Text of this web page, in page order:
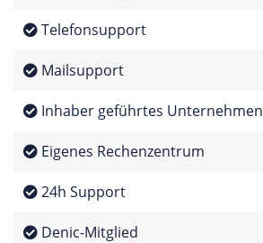
Telefonsupport
Mailsupport
Inhaber geführtes Unternehmen
Eigenes Rechenzentrum
24h Support
Denic-Mitglied